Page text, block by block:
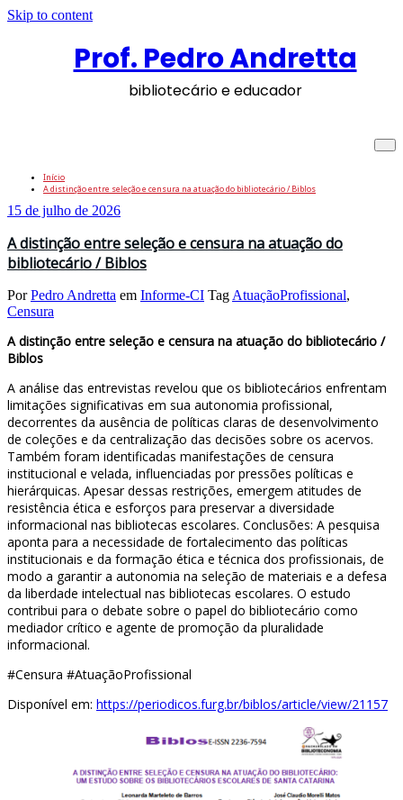
Skip to content
Prof. Pedro Andretta
bibliotecário e educador
Início
A distinção entre seleção e censura na atuação do bibliotecário / Biblos
15 de julho de 2026
A distinção entre seleção e censura na atuação do
bibliotecário / Biblos
PorPedro Andretta em Informe-CI Tag AtuaçãoProfissional,
Censura
A distinção entre seleção e censura na atuação do bibliotecário /
Biblos
A análise das entrevistas revelou que os bibliotecários enfrentam
limitações significativas em sua autonomia profissional,
decorrentes da ausência de políticas claras de desenvolvimento
de coleções e da centralização das decisões sobre os acervos.
Também foram identificadas manifestações de censura
institucional e velada, influenciadas por pressões políticas e
hierárquicas. Apesar dessas restrições, emergem atitudes de
resistência ética e esforços para preservar a diversidade
informacional nas bibliotecas escolares. Conclusões: A pesquisa
aponta para a necessidade de fortalecimento das políticas
institucionais e da formação ética e técnica dos profissionais, de
modo a garantir a autonomia na seleção de materiais e a defesa
da liberdade intelectual nas bibliotecas escolares. O estudo
contribui para o debate sobre o papel do bibliotecário como
mediador crítico e agente de promoção da pluralidade
informacional.
#Censura #AtuaçãoProfissional
Disponível em: https://periodicos.furg.br/biblos/article/view/21157